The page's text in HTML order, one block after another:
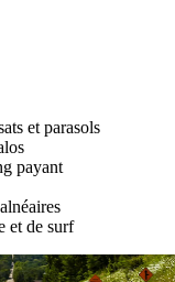
et parasols
payant
et de surf